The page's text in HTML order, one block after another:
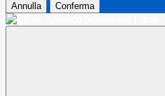
Annulla Conferma